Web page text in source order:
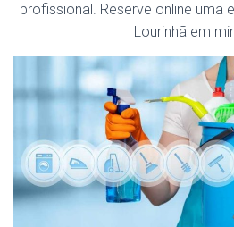
profissional. Reserve online uma
Lourinhã em